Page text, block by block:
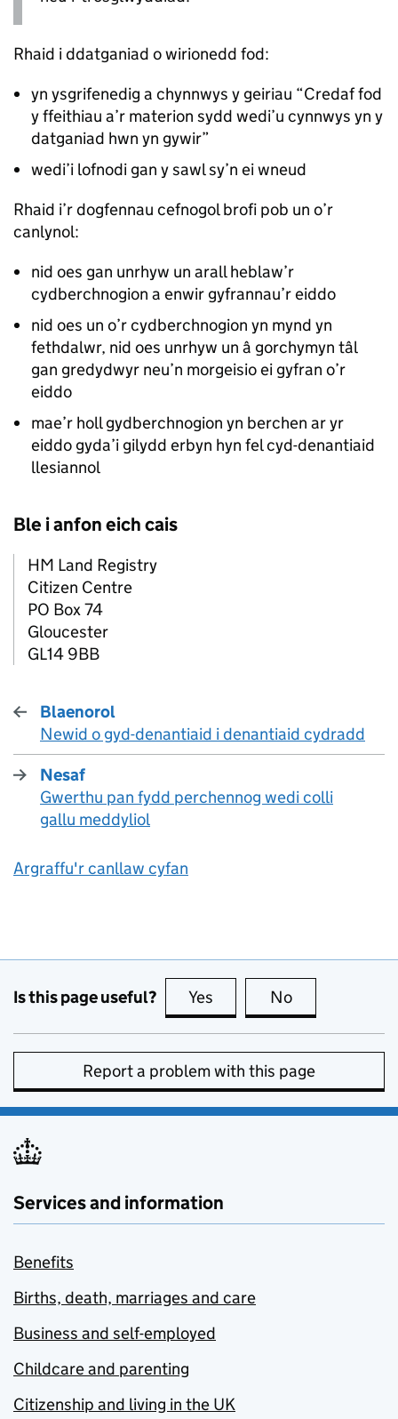
Rhaid i ddatganiad o wirionedd fod:
yn ysgrifenedig a chynnwys y geiriau “Credaf fod
y ffeithiau a’r materion sydd wedi’u cynnwys yn y
datganiad hwn yn gywir”
wedi’i lofnodi gan y sawl sy’n ei wneud
Rhaid i’r dogfennau cefnogol brofi pob un o’r
canlynol:
nid oes gan unrhyw un arall heblaw’r
cydberchnogion a enwir gyfrannau’r eiddo
nid oes un o’r cydberchnogion yn mynd yn
fethdalwr, nid oes unrhyw un â gorchymyn tâl
gan gredydwyr neu’n morgeisio ei gyfran o’r
eiddo
mae’r holl gydberchnogion yn berchen ar yr
eiddo gyda’i gilydd erbyn hyn fel cyd-denantiaid
llesiannol
Ble i anfon eich cais
HM Land Registry
Citizen Centre
PO Box 74
Gloucester
GL14 9BB
Blaenorol
:
Newid o gyd-denantiaid i denantiaid cydradd
Nesaf
:
Gwerthu pan fydd perchennog wedi colli
gallu meddyliol
Argraffu'r canllaw cyfan
Is this page useful? Yes this page is useful
No
Report a problem with this page
Services and information
Benefits
Births, death, marriages and care
Business and self-employed
Childcare and parenting
Citizenship and living in the UK